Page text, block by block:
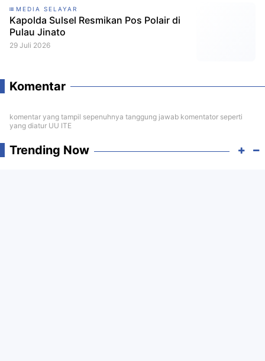
MEDIA SELAYAR
Kapolda Sulsel Resmikan Pos Polair di
Pulau Jinato
29 Juli 2026
Komentar
komentar yang tampil sepenuhnya tanggung jawab komentator seperti
yang diatur UU ITE
Trending Now